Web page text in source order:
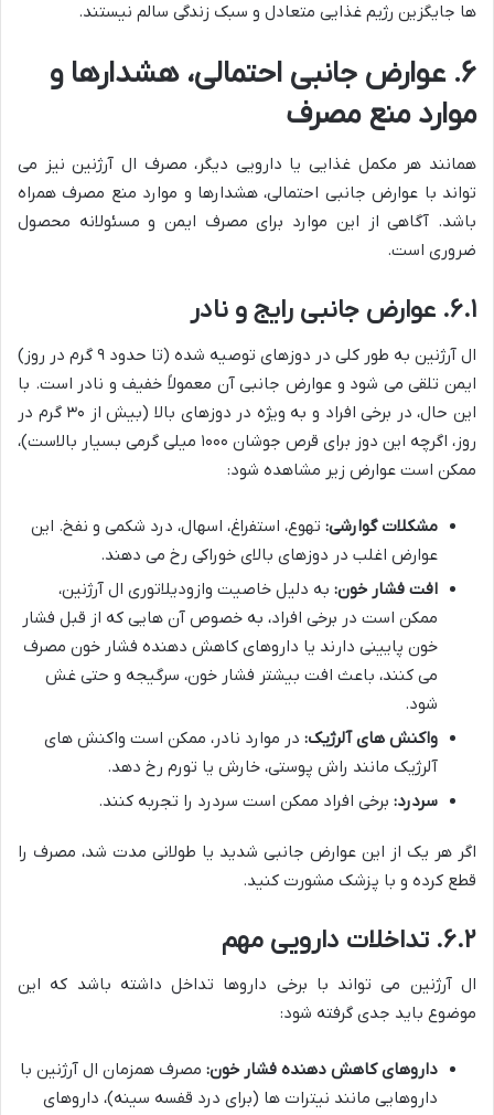
ها جایگزین رژیم غذایی متعادل و سبک زندگی سالم نیستند.
۶. عوارض جانبی احتمالی، هشدارها و
موارد منع مصرف
همانند هر مکمل غذایی یا دارویی دیگر، مصرف ال آرژنین نیز می
تواند با عوارض جانبی احتمالی، هشدارها و موارد منع مصرف همراه
باشد. آگاهی از این موارد برای مصرف ایمن و مسئولانه محصول
ضروری است.
۶.۱. عوارض جانبی رایج و نادر
ال آرژنین به طور کلی در دوزهای توصیه شده (تا حدود ۹ گرم در روز)
ایمن تلقی می شود و عوارض جانبی آن معمولاً خفیف و نادر است. با
این حال، در برخی افراد و به ویژه در دوزهای بالا (بیش از ۳۰ گرم در
روز، اگرچه این دوز برای قرص جوشان ۱۰۰۰ میلی گرمی بسیار بالاست)،
ممکن است عوارض زیر مشاهده شود:
مشکلات گوارشی: تهوع، استفراغ، اسهال، درد شکمی و نفخ. این
عوارض اغلب در دوزهای بالای خوراکی رخ می دهند.
افت فشار خون: به دلیل خاصیت وازودیلاتوری ال آرژنین،
ممکن است در برخی افراد، به خصوص آن هایی که از قبل فشار
خون پایینی دارند یا داروهای کاهش دهنده فشار خون مصرف
می کنند، باعث افت بیشتر فشار خون، سرگیجه و حتی غش
شود.
واکنش های آلرژیک: در موارد نادر، ممکن است واکنش های
آلرژیک مانند راش پوستی، خارش یا تورم رخ دهد.
سردرد: برخی افراد ممکن است سردرد را تجربه کنند.
اگر هر یک از این عوارض جانبی شدید یا طولانی مدت شد، مصرف را
قطع کرده و با پزشک مشورت کنید.
۶.۲. تداخلات دارویی مهم
ال آرژنین می تواند با برخی داروها تداخل داشته باشد که این
موضوع باید جدی گرفته شود:
داروهای کاهش دهنده فشار خون: مصرف همزمان ال آرژنین با
داروهایی مانند نیترات ها (برای درد قفسه سینه)، داروهای